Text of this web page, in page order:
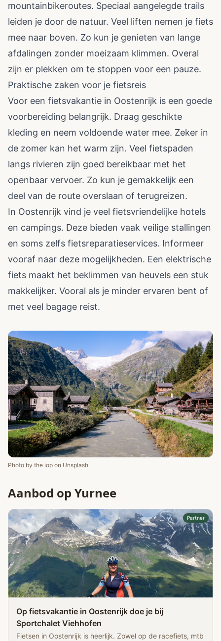
mountainbikeroutes. Speciaal aangelegde trails
leiden je door de natuur. Veel liften nemen je fiets
mee naar boven. Zo kun je genieten van lange
afdalingen zonder moeizaam klimmen. Overal
zijn er plekken om te stoppen voor een pauze.
Praktische zaken voor je fietsreis
Voor een fietsvakantie in Oostenrijk is een goede
voorbereiding belangrijk. Draag geschikte
kleding en neem voldoende water mee. Zeker in
de zomer kan het warm zijn. Veel fietspaden
langs rivieren zijn goed bereikbaar met het
openbaar vervoer. Zo kun je gemakkelijk een
deel van de route overslaan of terugreizen.
In Oostenrijk vind je veel fietsvriendelijke hotels
en campings. Deze bieden vaak veilige stallingen
en soms zelfs fietsreparatieservices. Informeer
vooraf naar deze mogelijkheden. Een elektrische
fiets maakt het beklimmen van heuvels een stuk
makkelijker. Vooral als je minder ervaren bent of
met veel bagage reist.
Photo by the iop on Unsplash
Aanbod op Yurnee
Partner
Op fietsvakantie in Oostenrijk doe je bij
Sportchalet Viehhofen
Fietsen in Oostenrijk is heerlijk. Zowel op de racefiets, mtb